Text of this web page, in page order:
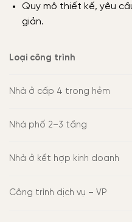
Quy mô thiết kế, yêu
giản.
Loại công trình
Nhà ở cấp 4 trong hẻm
Nhà phố 2–3 tầng
Nhà ở kết hợp kinh doanh
Công trình dịch vụ – VP